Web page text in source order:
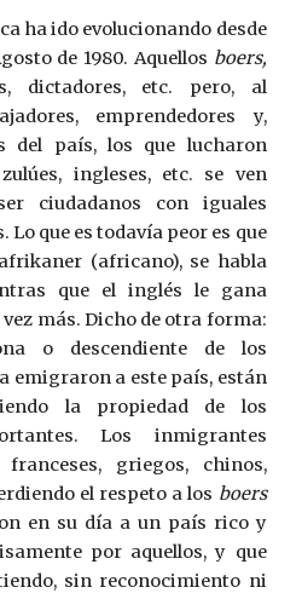
ha ido evolucionando desde
de 1980. Aquellos boers,
dictadores, etc. pero, al
emprendedores y,
del país, los que lucharon
ingleses, etc. se ven
ciudadanos con iguales
Lo que es todavía peor es que
(africano), se habla
que el inglés le gana
más. Dicho de otra forma:
o descendiente de los
emigraron a este país, están
la propiedad de los
Los inmigrantes
griegos, chinos,
el respeto a los boers
en su día a un país rico y
por aquellos, y que
sin reconocimiento ni